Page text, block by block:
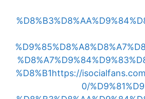
%D8%B1https://
0/